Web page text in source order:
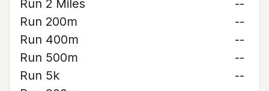
Run 2 Miles
--
Run 200m
--
Run 400m
--
Run 500m
--
Run 5k
--